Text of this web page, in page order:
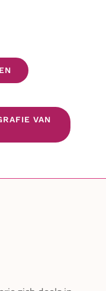
VAN